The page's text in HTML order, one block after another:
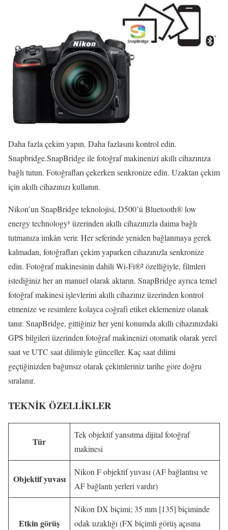
Daha fazla çekim yapın. Daha fazlasını kontrol edin.
Snapbridge.SnapBridge ile fotoğraf makinenizi akıllı cihazınıza
bağlı tutun. Fotoğrafları çekerken senkronize edin. Uzaktan çekim
için akıllı cihazınızı kullanın.
Nikon’un SnapBridge teknolojisi, D500’ü Bluetooth® low
energy technology¹ üzerinden akıllı cihazınızla daima bağlı
tutmanıza imkân verir. Her seferinde yeniden bağlanmaya gerek
kalmadan, fotoğrafları çekim yaparken cihazınızla senkronize
edin. Fotoğraf makinesinin dahili Wi-Fi®² özelliğiyle, filmleri
istediğiniz her an manuel olarak aktarın. SnapBridge ayrıca temel
fotoğraf makinesi işlevlerini akıllı cihazınız üzerinden kontrol
etmenize ve resimlere kolayca coğrafi etiket eklemenize olanak
tanır. SnapBridge, gittiğiniz her yeni konumda akıllı cihazınızdaki
GPS bilgileri üzerinden fotoğraf makinenizi otomatik olarak yerel
saat ve UTC saat dilimiyle günceller. Kaç saat dilimi
geçtiğinizden bağımsız olarak çekimleriniz tarihe göre doğru
sıralanır.
TEKNİK ÖZELLİKLER
Tür
Tek objektif yansıtma dijital fotoğraf
makinesi
Objektif yuvası
Nikon F objektif yuvası (AF bağlantısı ve
AF bağlantı yerleri vardır)
Etkin görüş
Nikon DX biçimi; 35 mm [135] biçiminde
odak uzaklığı (FX biçimli görüş açısına